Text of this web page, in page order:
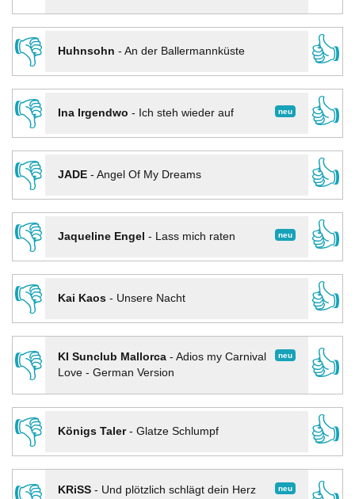
👎
Huhnsohn - An der Ballermannküste
👍
👎
neu
Ina Irgendwo - Ich steh wieder auf
👍
👎
JADE- Angel Of My Dreams
👍
👎
neu
Jaqueline Engel - Lass mich raten
👍
👎
Kai Kaos- Unsere Nacht
👍
👎
neu
KI Sunclub Mallorca- Adios my Carnival
Love - German Version
👍
👎
Königs Taler- Glatze Schlumpf
👍
neu
KRiSS- Und plötzlich schlägt dein Herz